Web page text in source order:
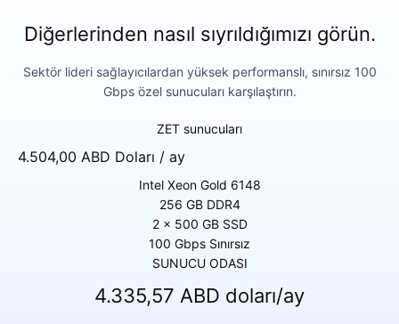
Diğerlerinden nasıl sıyrıldığımızı görün.
Sektör lideri sağlayıcılardan yüksek performanslı, sınırsız 100
Gbps özel sunucuları karşılaştırın.
ZET sunucuları
4.504,00 ABD Doları / ay
Intel Xeon Gold 6148
256 GB DDR4
2 x 500 GB SSD
100 Gbps Sınırsız
SUNUCU ODASI
4.335,57 ABD doları/ay